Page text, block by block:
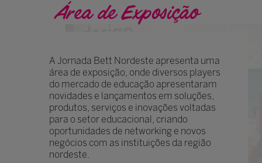
Área de Exposição
A Jornada Bett Nordeste apresenta uma
área de exposição, onde diversos players
do mercado de educação apresentaram
novidades e lançamentos em soluções,
produtos, serviços e inovações voltadas
para o setor educacional, criando
oportunidades de networking e novos
negócios com as instituições da região
nordeste.